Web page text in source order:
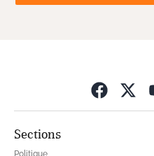
Sections
Politique